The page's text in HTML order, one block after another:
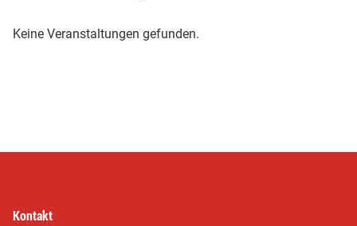
Keine Veranstaltungen gefunden.
Kontakt